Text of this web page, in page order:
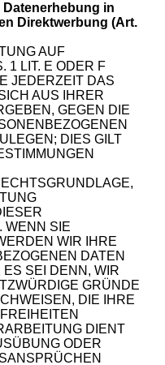
in
Direktwerbung (Art.
AUF
1 LIT. E ODER F
JEDERZEIT DAS
AUS IHRER
GEGEN DIE
DIES GILT
WENN SIE
WIR IHRE
DATEN
SEI DENN, WIR
GRÜNDE
DIE IHRE
DIENT
ODER